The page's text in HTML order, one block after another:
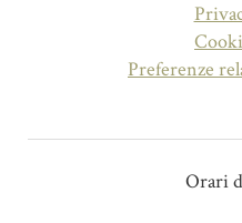
Preferenze
Orari